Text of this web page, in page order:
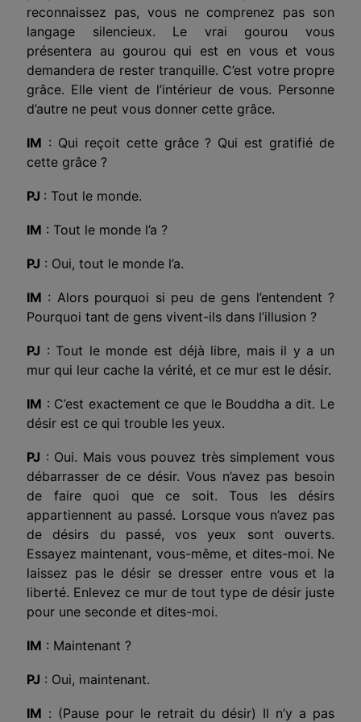
reconnaissez pas, vous ne comprenez pas son
langage silencieux. Le vrai gourou vous
présentera au gourou qui est en vous et vous
demandera de rester tranquille. C’est votre propre
grâce. Elle vient de l’intérieur de vous. Personne
d’autre ne peut vous donner cette grâce.
IM : Qui reçoit cette grâce ? Qui est gratifié de
cette grâce ?
PJ : Tout le monde.
IM : Tout le monde l’a ?
PJ : Oui, tout le monde l’a.
IM : Alors pourquoi si peu de gens l’entendent ?
Pourquoi tant de gens vivent-ils dans l’illusion ?
PJ : Tout le monde est déjà libre, mais il y a un
mur qui leur cache la vérité, et ce mur est le désir.
IM : C’est exactement ce que le Bouddha a dit. Le
désir est ce qui trouble les yeux.
PJ : Oui. Mais vous pouvez très simplement vous
débarrasser de ce désir. Vous n’avez pas besoin
de faire quoi que ce soit. Tous les désirs
appartiennent au passé. Lorsque vous n’avez pas
de désirs du passé, vos yeux sont ouverts.
Essayez maintenant, vous-même, et dites-moi. Ne
laissez pas le désir se dresser entre vous et la
liberté. Enlevez ce mur de tout type de désir juste
pour une seconde et dites-moi.
IM : Maintenant ?
PJ : Oui, maintenant.
IM : (Pause pour le retrait du désir) Il n’y a pas